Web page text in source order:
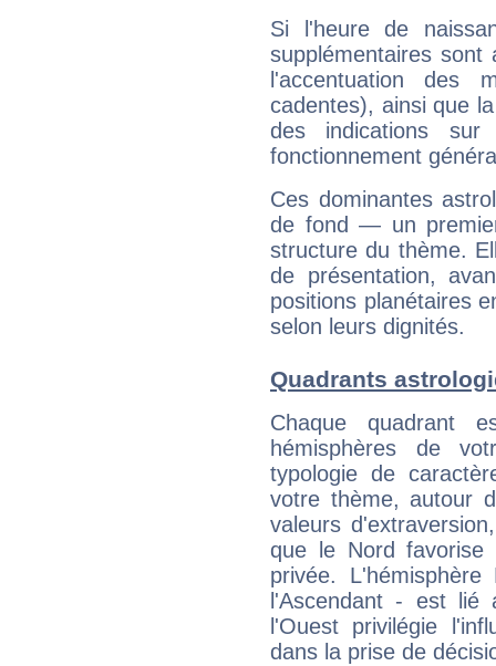
Si l'heure de
supplémentaires sont
l'accentuation des
cadentes), ainsi que
des indications sur
fonctionnement
Ces dominantes
de fond — un
structure du thème.
de présentation,
positions planétaires
selon leurs dignités.
Quadrants
Chaque quadrant
hémisphères de
typologie de
votre thème, autour
valeurs
que le Nord favorise
privée.
l'Ascendant - est
l'Ouest privilégie
dans la prise de